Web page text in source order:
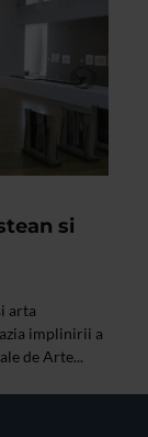
si
arta
implinirii a
de Arte...